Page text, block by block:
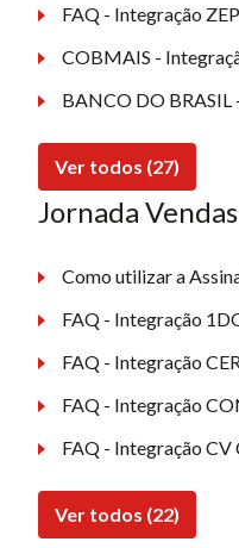
FAQ - Integração
COBMAIS -
BANCO DO BRASIL
Ver todos (27)
Jornada
Como utilizar a
FAQ - Integração
FAQ - Integração
FAQ - Integração
FAQ - Integração
Ver todos (22)